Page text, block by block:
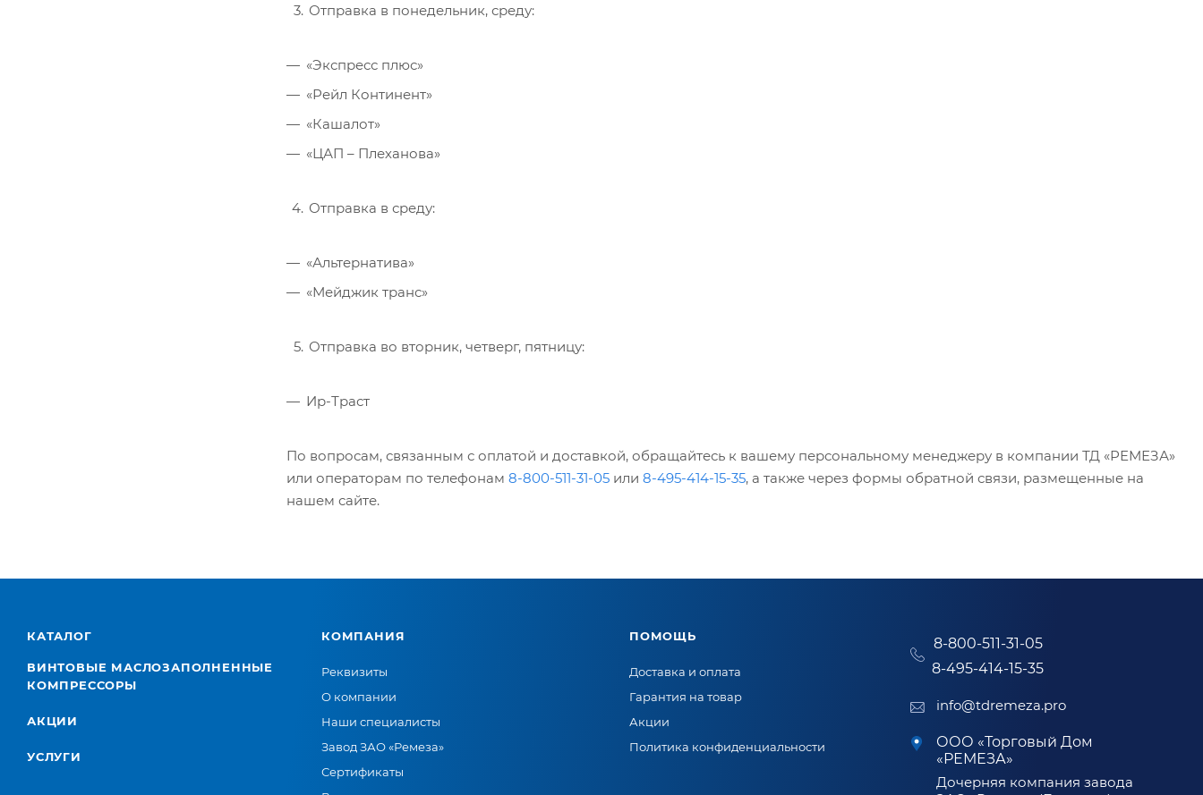
Отправка в понедельник, среду:
«Экспресс плюс»
«Рейл Континент»
«Кашалот»
«ЦАП – Плеханова»
Отправка в среду:
«Альтернатива»
«Мейджик транс»
Отправка во вторник, четверг, пятницу:
Ир-Траст
По вопросам, связанным с оплатой и доставкой, обращайтесь к вашему персональному менеджеру в компании ТД «РЕМЕЗА»
или операторам по телефонам 8-800-511-31-05 или 8-495-414-15-35, а также через формы обратной связи, размещенные на
нашем сайте.
КАТАЛОГ
ВИНТОВЫЕ МАСЛОЗАПОЛНЕННЫЕ
КОМПРЕССОРЫ
АКЦИИ
УСЛУГИ
КОМПАНИЯ
Реквизиты
О компании
Наши специалисты
Завод ЗАО «Ремеза»
Сертификаты
ПОМОЩЬ
Доставка и оплата
Гарантия на товар
Акции
Политика конфиденциальности
8-800-511-31-05
8-495-414-15-35
info@tdremeza.pro
ООО «Торговый Дом
«РЕМЕЗА»
Дочерняя компания завода